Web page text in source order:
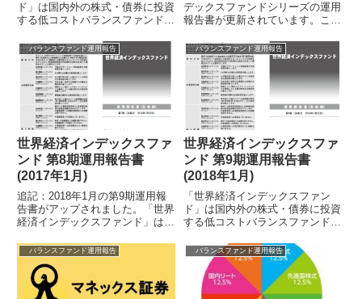
ド」は国内外の株式・債券に投資
する低コストバランスファンドの
がNISAでコツコツと購入してい
るものです...
デックスファンドシリーズの運用
報告書が更新されています。これ
人は、同じ運用方針でコストの
安...
バランスファンド運用報告
世界経済インデックスファ
ンド 第8期運用報告書
(2017年1月)
追記：2018年1月の第9期運用報
告書がアップされました。「世界
経済インデックスファンド」は国
ストバランスファンドの代表的フ
ァンド...
バランスファンド運用報告
世界経済インデックスファ
ンド 第9期運用報告書
(2018年1月)
「世界経済インデックスファン
ド」は国内外の株式・債券に投資
する低コストバランスファンドの
分配型となっています。より低コ
ストなバラン...
バランスファンド運用報告 バランスファンド運用報告